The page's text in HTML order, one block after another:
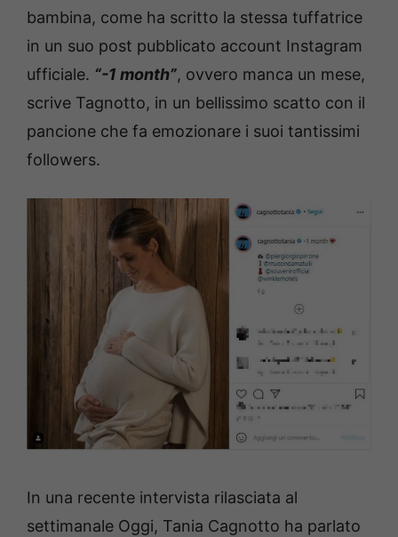
bambina, come ha scritto la stessa tuffatrice
in un suo post pubblicato account Instagram
ufficiale. “-1 month”, ovvero manca un mese,
scrive Tagnotto, in un bellissimo scatto con il
pancione che fa emozionare i suoi tantissimi
followers.
In una recente intervista rilasciata al
settimanale Oggi, Tania Cagnotto ha parlato